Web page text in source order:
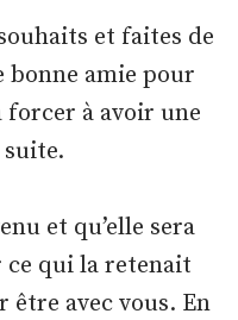
et faites de
amie pour
forcer à avoir une
et qu’elle sera
ce qui la retenait
être avec vous. En